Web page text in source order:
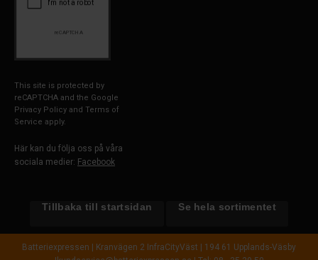
This site is protected by
reCAPTCHA and the Google
Privacy Policy and Terms of
Service apply.
Här kan du följa oss på våra
sociala medier: Facebook
Tillbaka till startsidan Se hela sortimentet
Batteriexpressen | Kranvägen 2 InfraCityVäst | 194 61 Upplands-Väsby